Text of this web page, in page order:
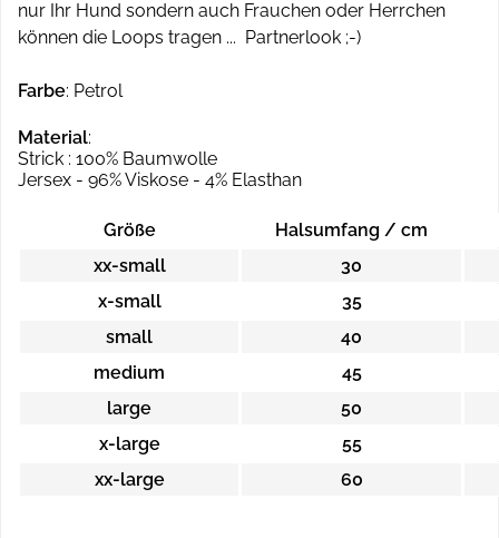
nur Ihr Hund sondern auch Frauchen oder Herrchen
können die Loops tragen ... Partnerlook ;-)
Farbe: Petrol
Material:
Strick : 100% Baumwolle
Jersex - 96% Viskose - 4% Elasthan
Größe Halsumfang / cm
xx-small
30
x-small
35
small
40
medium
45
large
50
x-large
55
xx-large
60